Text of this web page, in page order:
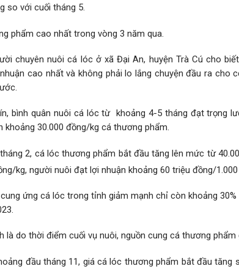
so với cuối tháng 5.
phẩm cao nhất trong vòng 3 năm qua.
chuyên nuôi cá lóc ở xã Đại An, huyện Trà Cú cho
cao nhất và không phải lo lắng chuyện đầu ra cho
bình quân nuôi cá lóc từ khoảng 4-5 tháng đạt trọng
khoảng 30.000 đồng/kg cá thương phẩm.
2, cá lóc thương phẩm bắt đầu tăng lên mức từ
kg, người nuôi đạt lợi nhuận khoảng 60 triệu đồng/
cung ứng cá lóc trong tỉnh giảm mạnh chỉ còn khoảng
là do thời điểm cuối vụ nuôi, nguồn cung cá thương
đầu tháng 11, giá cá lóc thương phẩm bắt đầu tăng